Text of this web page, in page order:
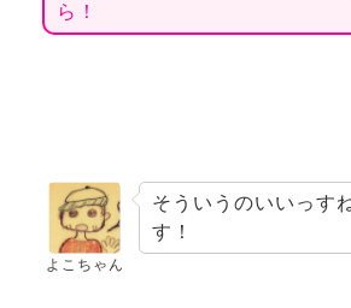
ら！
よこちゃん
そういうのいいっす
す！